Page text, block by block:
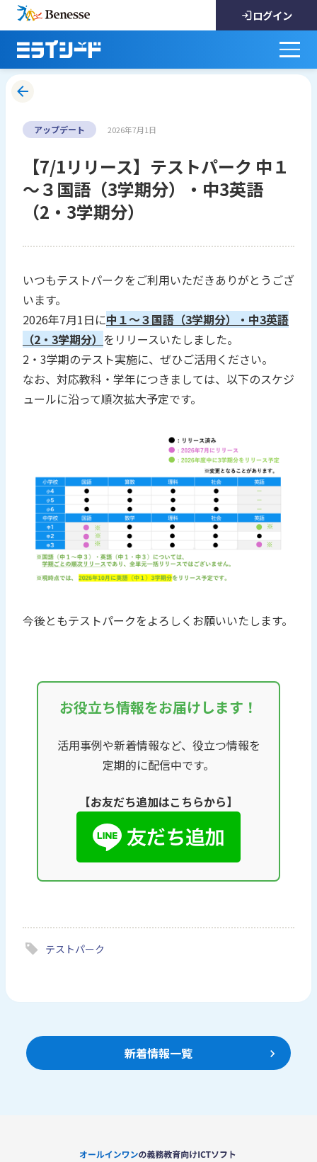
ログイン
アップデート 2026年7月1日
【7/1リリース】テストパーク 中１
～３国語（3学期分）・中3英語
（2・3学期分）
いつもテストパークをご利用いただきありがとうござ
います。
2026年7月1日に中１～３国語（3学期分）・中3英語
（2・3学期分） をリリースいたしました。
2・3学期のテスト実施に、ぜひご活用ください。
なお、対応教科・学年につきましては、以下のスケジ
ュールに沿って順次拡大予定です。
今後ともテストパークをよろしくお願いいたします。
お役立ち情報をお届けします！
活用事例や新着情報など、役立つ情報を
定期的に配信中です。
【お友だち追加はこちらから】
テストパーク
新着情報一覧